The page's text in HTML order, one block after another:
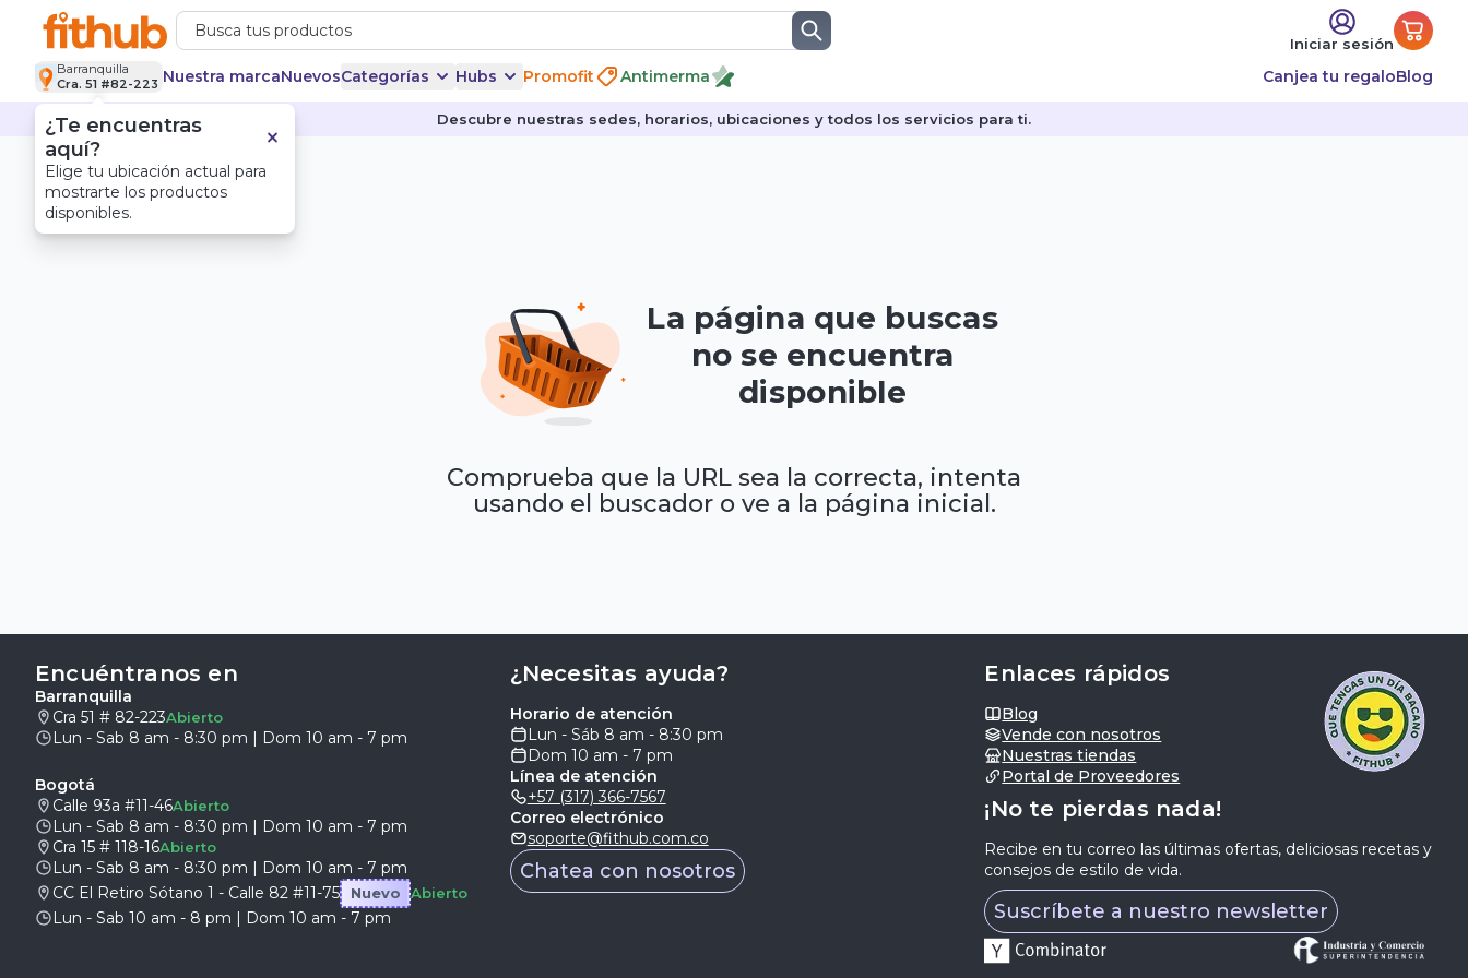
Iniciar sesión
Barranquilla
Cra. 51 #82-223 Nuestra marcaNuevosCategorías Hubs Promofit Antimerma Canjea tu regaloBlog
Descubre nuestras sedes, horarios, ubicaciones y todos los servicios para ti.
La página que buscas
no se encuentra
disponible
Comprueba que la URL sea la correcta, intenta
usando el buscador o ve a la página inicial.
Encuéntranos en
Barranquilla
Cra 51 # 82-223Abierto
Lun - Sab 8 am - 8:30 pm | Dom 10 am - 7 pm
Bogotá
Calle 93a #11-46Abierto
Lun - Sab 8 am - 8:30 pm | Dom 10 am - 7 pm
Cra 15 # 118-16Abierto
Lun - Sab 8 am - 8:30 pm | Dom 10 am - 7 pm
CC El Retiro Sótano 1 - Calle 82 #11-75
Nuevo Abierto
Lun - Sab 10 am - 8 pm | Dom 10 am - 7 pm
Enlaces rápidos
Blog
Vende con nosotros
Nuestras tiendas
Portal de Proveedores
¡No te pierdas nada!
Recibe en tu correo las últimas ofertas, deliciosas recetas y
consejos de estilo de vida.
Suscríbete a nuestro newsletter
¿Necesitas ayuda?
Horario de atención
Lun - Sáb 8 am - 8:30 pm
Dom 10 am - 7 pm
Línea de atención
+57 (317) 366-7567
Correo electrónico
soporte@fithub.com.co
Chatea con nosotros
¿Te encuentras
aquí?
Elige tu ubicación actual para
mostrarte los productos
disponibles.